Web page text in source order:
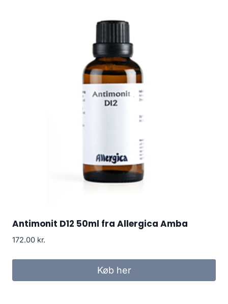
Antimonit D12 50ml fra Allergica Amba
172.00 kr.
Køb her